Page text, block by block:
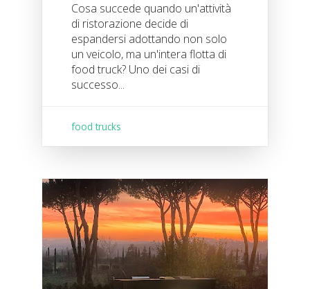
Cosa succede quando un'attività
di ristorazione decide di
espandersi adottando non solo
un veicolo, ma un'intera flotta di
food truck? Uno dei casi di
successo...
food trucks